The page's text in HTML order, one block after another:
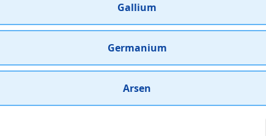
Gallium
Germanium
Arsen